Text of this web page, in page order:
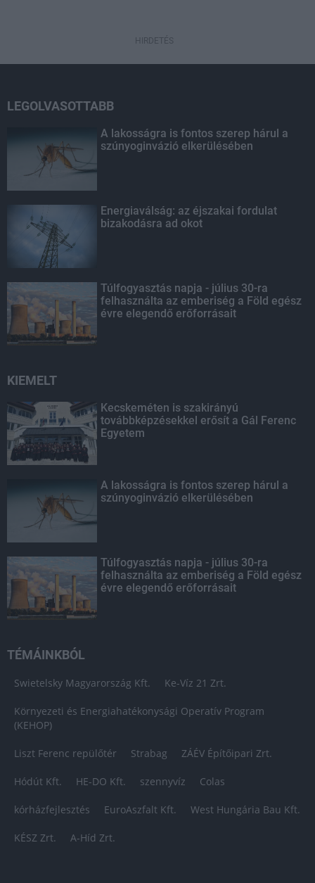
HIRDETÉS
LEGOLVASOTTABB
A lakosságra is fontos szerep hárul a
szúnyoginvázió elkerülésében
Energiaválság: az éjszakai fordulat
bizakodásra ad okot
Túlfogyasztás napja - július 30-ra
felhasználta az emberiség a Föld egész
évre elegendő erőforrásait
KIEMELT
Kecskeméten is szakirányú
továbbképzésekkel erősít a Gál Ferenc
Egyetem
A lakosságra is fontos szerep hárul a
szúnyoginvázió elkerülésében
Túlfogyasztás napja - július 30-ra
felhasználta az emberiség a Föld egész
évre elegendő erőforrásait
TÉMÁINKBÓL
Swietelsky Magyarország Kft. Ke-Víz 21 Zrt.
Környezeti és Energiahatékonysági Operatív Program
(KEHOP)
Liszt Ferenc repülőtér Strabag ZÁÉV Építőipari Zrt.
Hódút Kft. HE-DO Kft. szennyvíz Colas
kórházfejlesztés EuroAszfalt Kft. West Hungária Bau Kft.
KÉSZ Zrt. A-Híd Zrt.